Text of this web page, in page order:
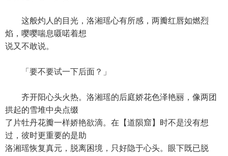
这般灼人的目光，洛湘瑶心有所感，两瓣红唇如燃烈
焰，嘤嘤喘息嗫喏着想
说又不敢说。
「要不要试一下后面？」
齐开阳心头火热。洛湘瑶的后庭娇花色泽艳丽，像两团
拱起的雪堆中央点缀
了片牡丹花瓣一样娇艳欲滴。在【道陨窟】时不是没有想
过，彼时更重要的是助
洛湘瑶恢复真元，脱离困境，只好隐于心头。眼下既已脱